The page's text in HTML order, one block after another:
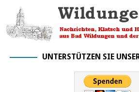
UNTERSTÜTZEN SIE